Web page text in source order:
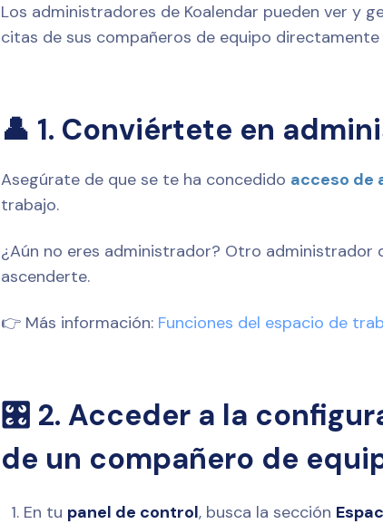
Los administradores de Koalendar pueden ver y
citas de sus compañeros de equipo
👤 1. Conviértete en
Asegúrate de que se te ha concedido acceso de
trabajo.
¿Aún no eres administrador? Otro administrador
ascenderte.
👉 Más información: Funciones del espacio de
🎛️ 2. Acceder a la
de un compañero de
En tu panel de control, busca la sección